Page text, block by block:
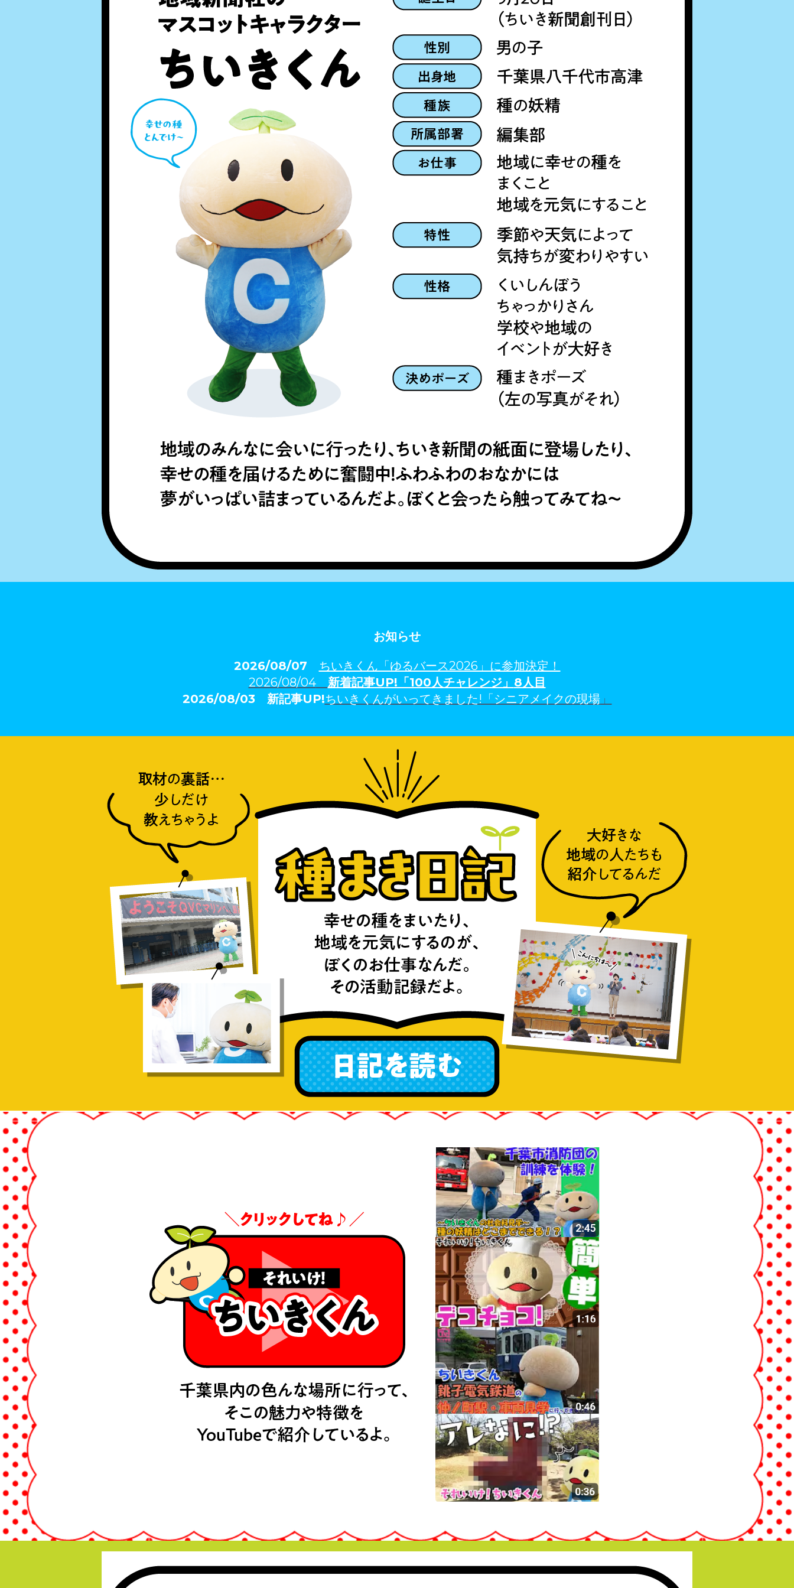
お知らせ
2026/08/07
ちいきくん「ゆるバース2026」に参加決定！
2026/08/04
新着記事UP!「100人チャレンジ」 8人目
2026/08/03 新記事UP!ちいきくんがいってきました!「シニアメイクの現場」